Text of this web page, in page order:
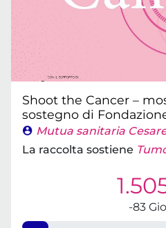
Shoot the Cancer –
sostegno di
Mutua sanitaria
La raccolta sostiene
-83